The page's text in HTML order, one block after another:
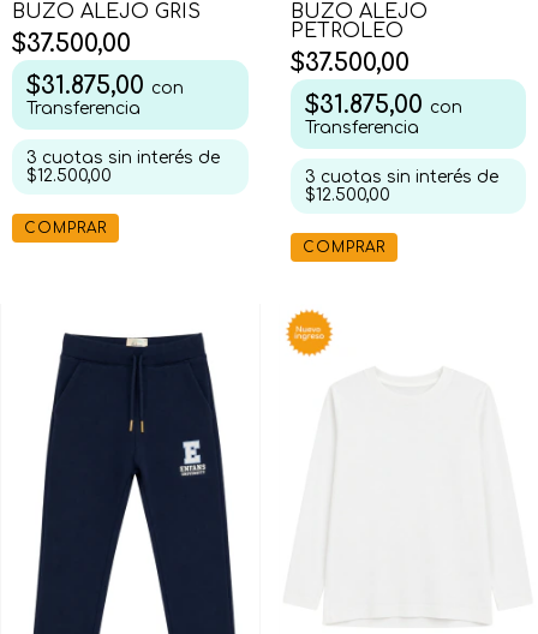
BUZO ALEJO GRIS
$37.500,00
$31.875,00 con
Transferencia
3 cuotas sin interés de
$12.500,00
COMPRAR
BUZO ALEJO
PETROLEO
$37.500,00
$31.875,00 con
Transferencia
3 cuotas sin interés de
$12.500,00
COMPRAR